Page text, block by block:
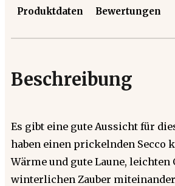
Produktdaten Bewertungen
Beschreibung
Es gibt eine gute Aussicht für
haben einen prickelnden Secco
Wärme und gute Laune, leichten
winterlichen Zauber